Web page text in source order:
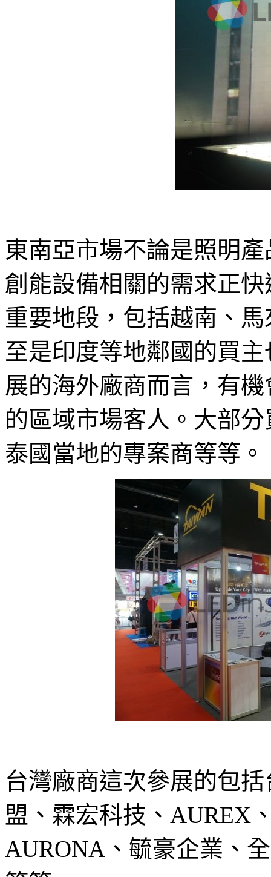
東南亞市場不論是照明
創能設備相關的需求正
重要地段，包括越南、
至是印度等地鄰國的買
展的海外廠商而言，有
的區域市場客人。大部
泰國當地的專案商等等。
台灣廠商這次參展的包
盟、霖宏科技、AUREX
AURONA、毓豪企業、